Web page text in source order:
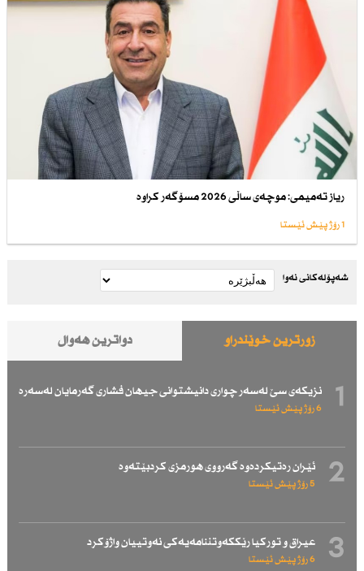
ریاز تەمیمی: موچەی ساڵی 2026 مسۆگەر كراوە
1 رۆژ پێش ئێستا
شەپۆلەکانی نەوا
زۆرترین خوێندراو دواترین هەواڵ
1 نزیكەی سێ لەسەر چواری دانیشتوانی جیهان فشاری گەرمایان لەسەرە
6 رۆژ پێش ئێستا
2 ئێران رەتیكردەوە گەرووی هورمزی كردبێتەوە
5 رۆژ پێش ئێستا
3 عیراق و توركیا رێككەوتننامەیەكی نەوتییان واژۆكرد
6 رۆژ پێش ئێستا